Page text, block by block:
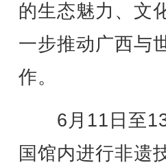
的生态魅力、文
一步推动广西与
作。
6月11日至13
国馆内进行非遗